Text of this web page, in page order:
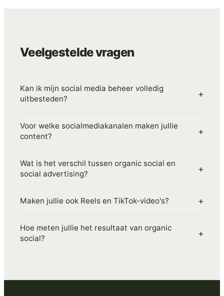
Veelgestelde vragen
Kan ik mijn social media beheer volledig
uitbesteden?
+
Voor welke socialmediakanalen maken jullie
content?
+
Wat is het verschil tussen organic social en
social advertising?
+
Maken jullie ook Reels en TikTok-video's? +
Hoe meten jullie het resultaat van organic
social?
+